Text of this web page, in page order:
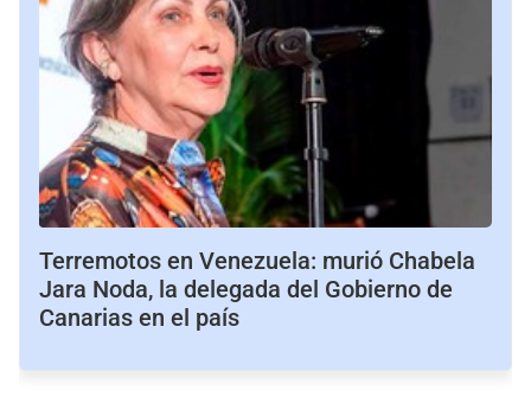
Terremotos en Venezuela: murió Chabela
Jara Noda, la delegada del Gobierno de
Canarias en el país